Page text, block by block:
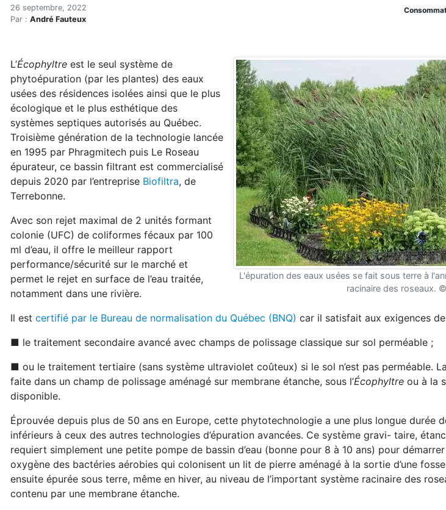
Accueil
Articles
Le retour du roseau épurateur
Le retour du roseau épurateur
26 septembre, 2022
Par : André Fauteux
L'épuration des eaux usées se fait sous terre à
racinaire des roseaux. ©
L’Écophyltre est le seul système de
phytoépuration (par les plantes) des eaux
usées des résidences isolées ainsi que le plus
écologique et le plus esthétique des
systèmes septiques autorisés au Québec.
Troisième génération de la technologie lancée
en 1995 par Phragmitech puis Le Roseau
épurateur, ce bassin filtrant est commercialisé
depuis 2020 par l’entreprise Biofiltra, de
Terrebonne.
Avec son rejet maximal de 2 unités formant
colonie (UFC) de coliformes fécaux par 100
ml d’eau, il offre le meilleur rapport
performance/sécurité sur le marché et
permet le rejet en surface de l’eau traitée,
notamment dans une rivière.
Il est certifié par le Bureau de normalisation du Québec (BNQ) car il satisfait aux exigences
■ le traitement secondaire avancé avec champs de polissage classique sur sol perméable ;
■ ou le traitement tertiaire (sans système ultraviolet coûteux) si le sol n’est pas perméable.
faite dans un champ de polissage aménagé sur membrane étanche, sous l’Écophyltre ou à la
disponible.
Éprouvée depuis plus de 50 ans en Europe, cette phytotechnologie a une plus longue durée
inférieurs à ceux des autres technologies d’épuration avancées. Ce système gravi- taire,
requiert simplement une petite pompe de bassin d’eau (bonne pour 8 à 10 ans) pour
oxygène des bactéries aérobies qui colonisent un lit de pierre aménagé à la sortie d’une fosse
ensuite épurée sous terre, même en hiver, au niveau de l’important système racinaire des
contenu par une membrane étanche.